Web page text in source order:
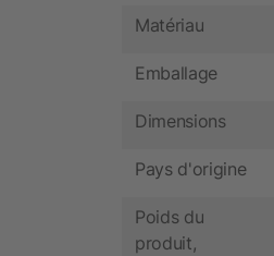
Matériau
Emballage
Dimensions
Pays d'origine
Poids du
produit,